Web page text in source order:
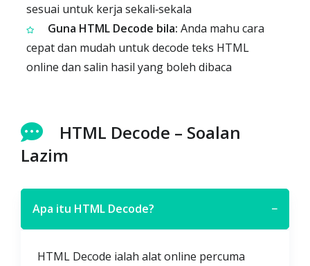
sesuai untuk kerja sekali‑sekala
Guna HTML Decode bila: Anda mahu cara
cepat dan mudah untuk decode teks HTML
online dan salin hasil yang boleh dibaca
HTML Decode – Soalan
Lazim
Apa itu HTML Decode? −
HTML Decode ialah alat online percuma